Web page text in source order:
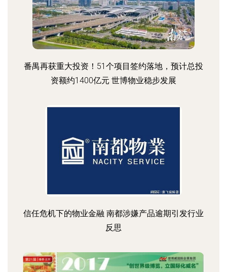
番禺再获重大投资！51个项目签约落地，预计总投
资额约1400亿元 世博物业稳步发展
信任危机下的物业金融 南都涉嫌产品逾期引发行业
反思